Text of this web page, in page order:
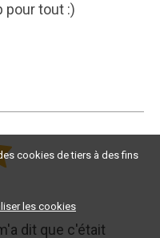
pour tout :)
dit que c'était
cookies de tiers à des fins
les cookies